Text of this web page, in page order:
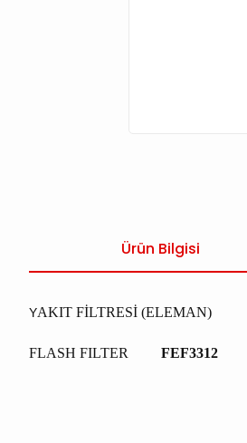
Ürün Bilgisi
YAKIT FİLTRESİ (ELEMAN)
FLASH FILTER FEF3312